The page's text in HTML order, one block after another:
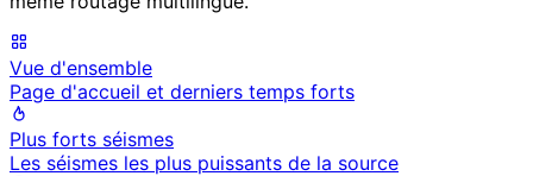
Vue d'ensemble
Page d'accueil et derniers temps forts
Plus forts séismes
Les séismes les plus puissants de la source